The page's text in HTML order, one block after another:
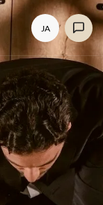
JA